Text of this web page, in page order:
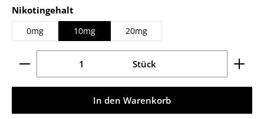
Nikotingehalt
0mg 10mg 20mg
Produkt Anzahl: Gib den gewünschten Wert ein
Stück
In den Warenkorb